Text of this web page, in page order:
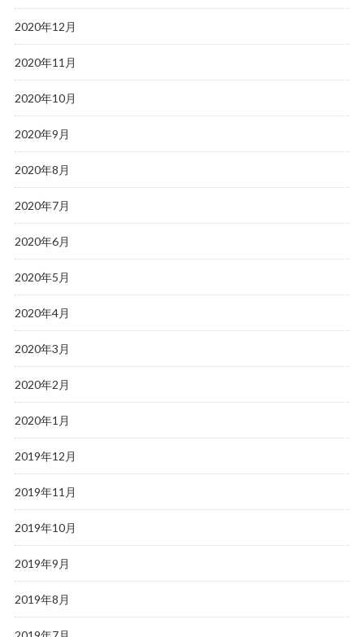
2020年12月
2020年11月
2020年10月
2020年9月
2020年8月
2020年7月
2020年6月
2020年5月
2020年4月
2020年3月
2020年2月
2020年1月
2019年12月
2019年11月
2019年10月
2019年9月
2019年8月